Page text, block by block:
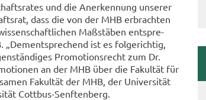
und die An­er­ken­nung un­se­rer
dass die von der MHB er­brach­ten
Maß­stä­ben ent­spre­
„Dem­entspre­chend ist es fol­ge­rich­tig,
Pro­mo­ti­ons­recht zum Dr.
an der MHB über die Fa­kul­tät für
Fa­kul­tät der MHB, der Uni­ver­si­tät
Cottbus-​Senftenberg.